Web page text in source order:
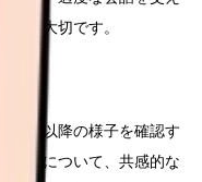
とが大切です。
診察以降の様子を確認す
変化について、共感的な